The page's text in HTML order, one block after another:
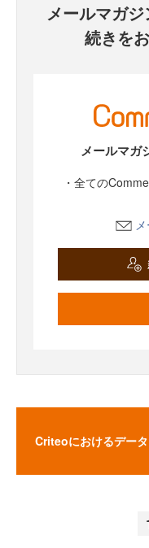
メールマガ
続きを
メールマガ
・全ての
Criteoにおけるデー